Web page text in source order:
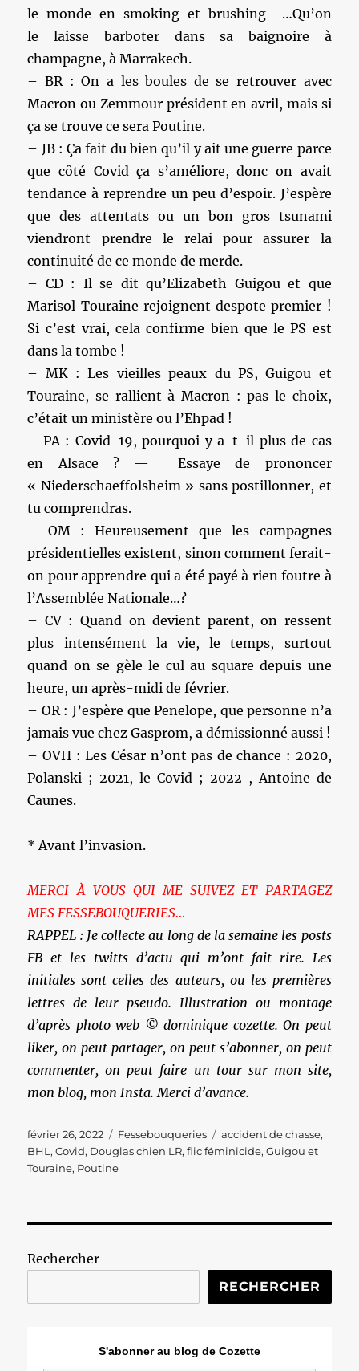
le-monde-en-smoking-et-brushing …Qu’on
le laisse barboter dans sa baignoire à
champagne, à Marrakech.
– BR : On a les boules de se retrouver avec
Macron ou Zemmour président en avril, mais si
ça se trouve ce sera Poutine.
– JB : Ça fait du bien qu’il y ait une guerre parce
que côté Covid ça s’améliore, donc on avait
tendance à reprendre un peu d’espoir. J’espère
que des attentats ou un bon gros tsunami
viendront prendre le relai pour assurer la
continuité de ce monde de merde.
– CD : Il se dit qu’Elizabeth Guigou et que
Marisol Touraine rejoignent despote premier !
Si c’est vrai, cela confirme bien que le PS est
dans la tombe !
– MK : Les vieilles peaux du PS, Guigou et
Touraine, se rallient à Macron : pas le choix,
c’était un ministère ou l’Ehpad !
– PA : Covid-19, pourquoi y a-t-il plus de cas
en Alsace ? — Essaye de prononcer
« Niederschaeffolsheim » sans postillonner, et
tu comprendras.
– OM : Heureusement que les campagnes
présidentielles existent, sinon comment ferait-
on pour apprendre qui a été payé à rien foutre à
l’Assemblée Nationale…?
– CV : Quand on devient parent, on ressent
plus intensément la vie, le temps, surtout
quand on se gèle le cul au square depuis une
heure, un après-midi de février.
– OR : J’espère que Penelope, que personne n’a
jamais vue chez Gasprom, a démissionné aussi !
– OVH : Les César n’ont pas de chance : 2020,
Polanski ; 2021, le Covid ; 2022 , Antoine de
Caunes.
* Avant l’invasion.
MERCI À VOUS QUI ME SUIVEZ ET PARTAGEZ
MES FESSEBOUQUERIES…
RAPPEL : Je collecte au long de la semaine les posts
FB et les twitts d’actu qui m’ont fait rire. Les
initiales sont celles des auteurs, ou les premières
lettres de leur pseudo. Illustration ou montage
d’après photo web © dominique cozette. On peut
liker, on peut partager, on peut s’abonner, on peut
commenter, on peut faire un tour sur mon site,
mon blog, mon Insta. Merci d’avance.
Publié
le
février 26, 2022 Catégories
Fessebouqueries Étiquettes
accident de chasse,
BHL ,Covid, Douglas chien LR,flic féminicide,Guigou et
Touraine, Poutine
Rechercher
RECHERCHER
S'abonner au blog de Cozette